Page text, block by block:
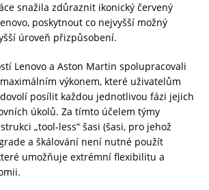
snažila zdůraznit ikonický červený
poskytnout co nejvyšší možný
úroveň přizpůsobení.
Lenovo a Aston Martin spolupracovali
výkonem, které uživatelům
posílit každou jednotlivou fázi jejich
úkolů. Za tímto účelem týmy
„tool-less“ šasi (šasi, pro jehož
a škálování není nutné použít
umožňuje extrémní flexibilitu a